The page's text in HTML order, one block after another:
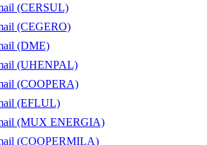
(CERSUL)
(CEGERO)
(DME)
(UHENPAL)
(COOPERA)
(EFLUL)
(MUX ENERGIA)
(COOPERMILA)